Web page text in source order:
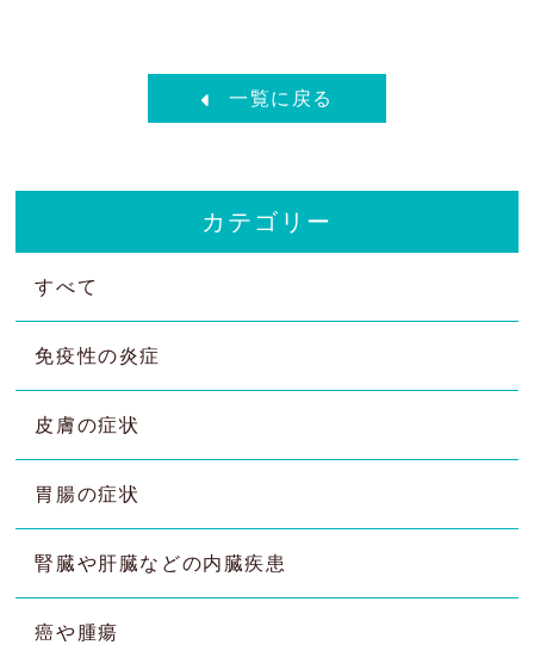
一覧に戻る
カテゴリー
すべて
免疫性の炎症
皮膚の症状
胃腸の症状
腎臓や肝臓などの内臓疾患
癌や腫瘍